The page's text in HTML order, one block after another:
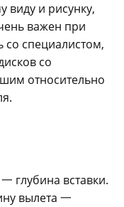
виду и рисунку,
важен при
со специалистом,
со
относительно
глубина вставки.
вылета 一